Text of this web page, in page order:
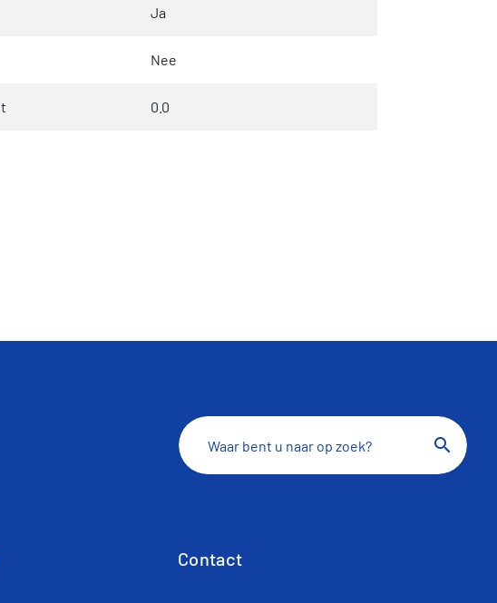
Ja
Nee
0.0
search
Contact